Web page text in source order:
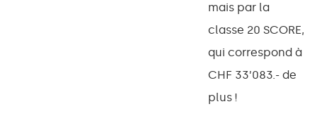
mais par la
classe 20 SCORE,
qui correspond à
CHF 33’083.- de
plus !